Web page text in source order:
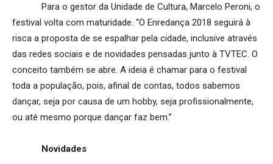
Para o gestor da Unidade de Cultura, Marcelo Peroni, o
festival volta com maturidade. “O Enredança 2018 seguirá à
risca a proposta de se espalhar pela cidade, inclusive através
das redes sociais e de novidades pensadas junto à TVTEC. O
conceito também se abre. A ideia é chamar para o festival
toda a população, pois, afinal de contas, todos sabemos
dançar, seja por causa de um hobby, seja profissionalmente,
ou até mesmo porque dançar faz bem.”
Novidades